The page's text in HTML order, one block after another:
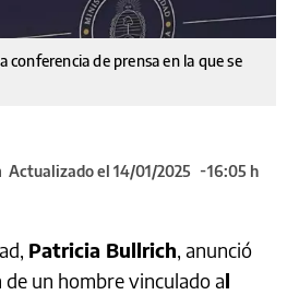
conferencia de prensa en la que se
Actualizado el 14/01/2025
16:05 h
Patricia Bullrich, anunció
un hombre vinculado al